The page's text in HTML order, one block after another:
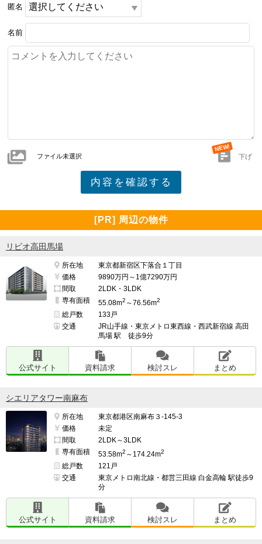
匿名
名前
ファイル未選択 下げ
[PR] 周辺の物件
リビオ高田馬場
所在地
東京都新宿区下落合１丁目
価格
9890万円～1億7290万円
間取
2LDK・3LDK
専有面積
55.08m2 ～76.56m2
総戸数
133戸
交通
JR山手線・東京メトロ東西線・西武新宿線 高田
馬場 駅 徒歩9分
公式サイト 資料請求 検討スレ まとめ
シエリアタワー南麻布
所在地
東京都港区南麻布３-145-3
価格
未定
間取
2LDK～3LDK
専有面積
53.58m2 ～174.24m2
総戸数
121戸
交通
東京メトロ南北線・都営三田線 白金高輪 駅徒歩9
分
公式サイト 資料請求 検討スレ まとめ